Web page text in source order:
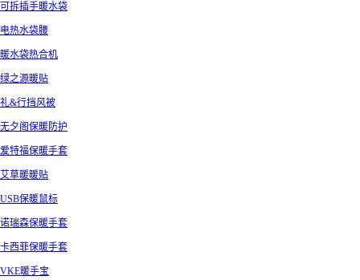
可拆插手暖水袋
电热水袋腰
暖水袋热合机
绿之源暖贴
礼&行挡风被
无夕阁保暖防护
爱特福保暖手套
艾草暖暖贴
USB保暖鼠标
诺瑞森保暖手套
卡西菲保暖手套
VKE暖手宝